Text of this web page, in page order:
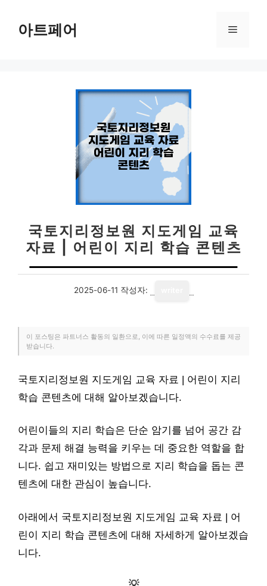
아트페어 메
국토지리정보원 지도게임 교육
자료 | 어린이 지리 학습 콘텐츠
2025-06-11 작성자:
이 포스팅은 파트너스 활동의 일환으로, 이에 따른 일정액의 수수료를 제공
받습니다.
국토지리정보원 지도게임 교육 자료 | 어린이 지리
학습 콘텐츠에 대해 알아보겠습니다.
어린이들의 지리 학습은 단순 암기를 넘어 공간 감
각과 문제 해결 능력을 키우는 데 중요한 역할을 합
니다. 쉽고 재미있는 방법으로 지리 학습을 돕는 콘
텐츠에 대한 관심이 높습니다.
아래에서 국토지리정보원 지도게임 교육 자료 | 어
린이 지리 학습 콘텐츠에 대해 자세하게 알아보겠습
니다.